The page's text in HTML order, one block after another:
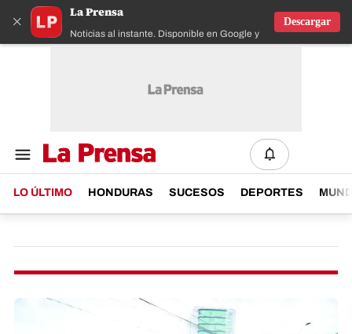
×
La Prensa
Noticias al instante. Disponible en Google y IOS
Descargar
LO ÚLTIMO HONDURAS SUCESOS DEPORTES